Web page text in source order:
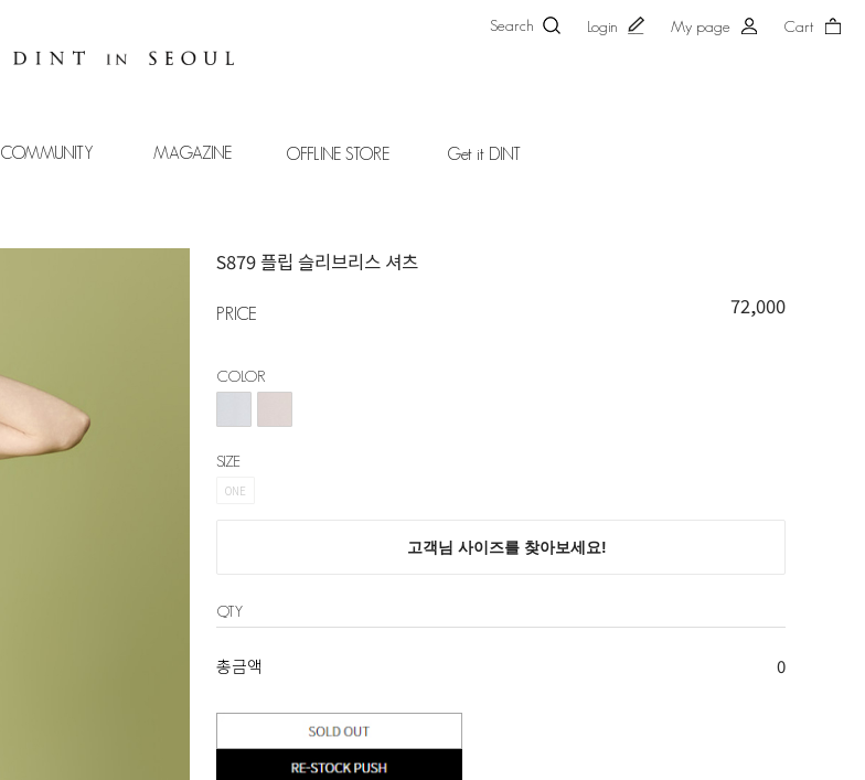
Search Login My page Cart
COMMUNITY MAGAZINE OFFLINE STORE Get it DINT
S879 플립 슬리브리스 셔츠
PRICE 72,000
COLOR
SIZE
ONE
QTY
총금액 0